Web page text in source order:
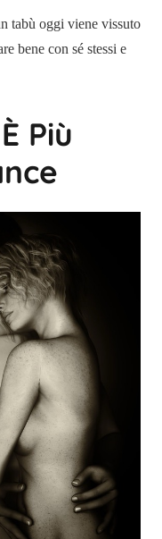
tabù oggi viene vissuto
bene con sé stessi e
Più